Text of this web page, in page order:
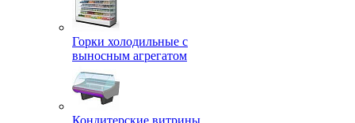
Горки холодильные с
выносным агрегатом
Кондитерские витрины